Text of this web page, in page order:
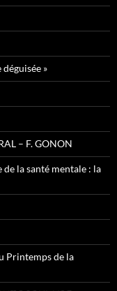
»
– F. GONON
la santé mentale : la
Printemps de la